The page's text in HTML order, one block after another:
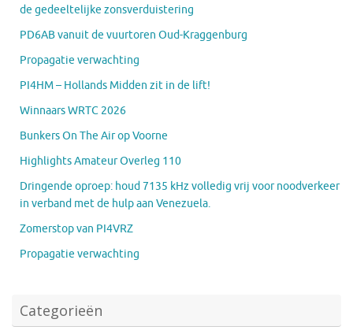
de gedeeltelijke zonsverduistering
PD6AB vanuit de vuurtoren Oud-Kraggenburg
Propagatie verwachting
PI4HM – Hollands Midden zit in de lift!
Winnaars WRTC 2026
Bunkers On The Air op Voorne
Highlights Amateur Overleg 110
Dringende oproep: houd 7135 kHz volledig vrij voor noodverkeer
in verband met de hulp aan Venezuela.
Zomerstop van PI4VRZ
Propagatie verwachting
Categorieën